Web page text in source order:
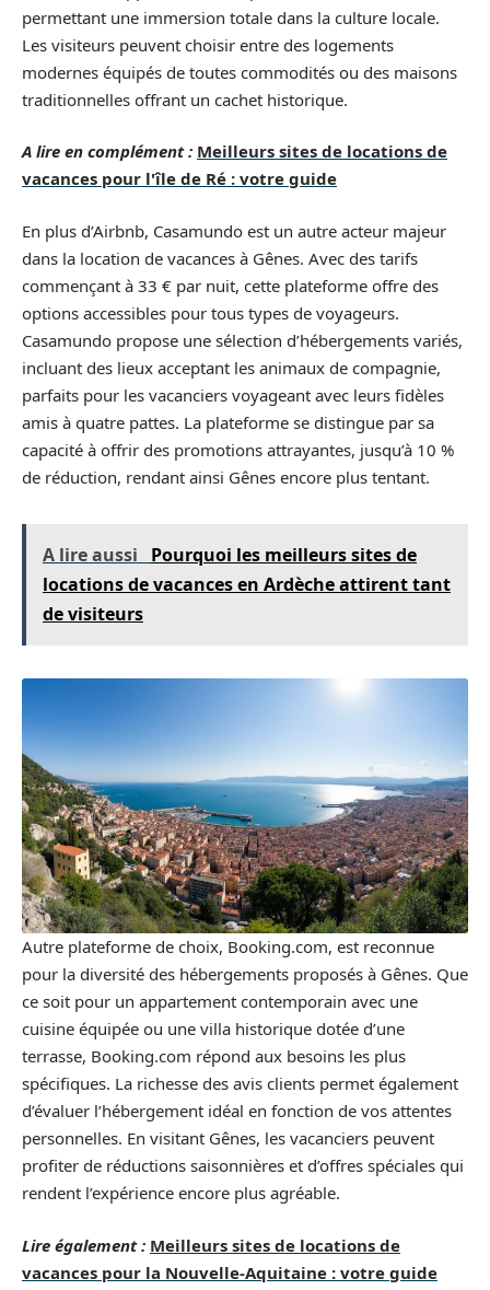
permettant une immersion totale dans la culture locale.
Les visiteurs peuvent choisir entre des logements
modernes équipés de toutes commodités ou des maisons
traditionnelles offrant un cachet historique.
A lire en complément : Meilleurs sites de locations de
vacances pour l'île de Ré : votre guide
En plus d’Airbnb, Casamundo est un autre acteur majeur
dans la location de vacances à Gênes. Avec des tarifs
commençant à 33 € par nuit, cette plateforme offre des
options accessibles pour tous types de voyageurs.
Casamundo propose une sélection d’hébergements variés,
incluant des lieux acceptant les animaux de compagnie,
parfaits pour les vacanciers voyageant avec leurs fidèles
amis à quatre pattes. La plateforme se distingue par sa
capacité à offrir des promotions attrayantes, jusqu’à 10 %
de réduction, rendant ainsi Gênes encore plus tentant.
A lire aussi
Pourquoi les meilleurs sites de
locations de vacances en Ardèche attirent tant
de visiteurs
Autre plateforme de choix, Booking.com, est reconnue
pour la diversité des hébergements proposés à Gênes. Que
ce soit pour un appartement contemporain avec une
cuisine équipée ou une villa historique dotée d’une
terrasse, Booking.com répond aux besoins les plus
spécifiques. La richesse des avis clients permet également
d’évaluer l’hébergement idéal en fonction de vos attentes
personnelles. En visitant Gênes, les vacanciers peuvent
profiter de réductions saisonnières et d’offres spéciales qui
rendent l’expérience encore plus agréable.
Lire également : Meilleurs sites de locations de
vacances pour la Nouvelle-Aquitaine : votre guide